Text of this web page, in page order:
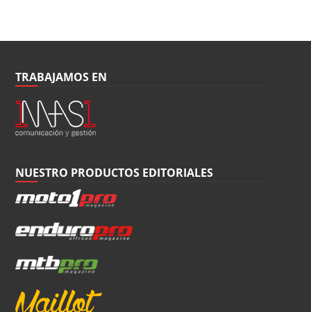
TRABAJAMOS EN
NUESTRO PRODUCTOS EDITORIALES